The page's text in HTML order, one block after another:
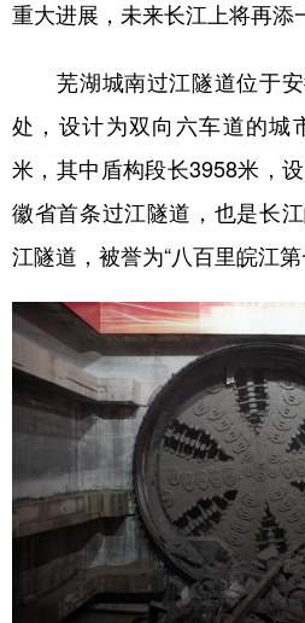
文化产业
北京 天津
辽宁 吉林
浙江 安徽
山东 河南
广东 广西
四川 贵州
甘肃
新疆 内蒙古
多语种频道
重大进展，未来长江上将再添
芜湖城南过江隧道位于安
处，设计为双向六车道的城
米，其中盾构段长3958米，
徽省首条过江隧道，也是长
江隧道，被誉为“八百里皖江第